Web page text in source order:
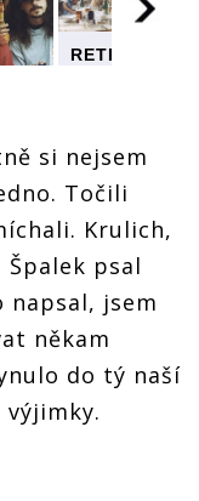
RETRO
dovolenou
v
zahraničí
nemám
si nejsem
Točili
Krulich,
psal
napsal, jsem
někam
do tý naší